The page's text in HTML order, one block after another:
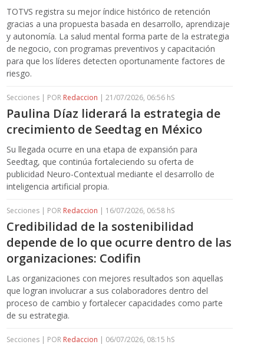
TOTVS registra su mejor índice histórico de retención
gracias a una propuesta basada en desarrollo, aprendizaje
y autonomía. La salud mental forma parte de la estrategia
de negocio, con programas preventivos y capacitación
para que los líderes detecten oportunamente factores de
riesgo.
Secciones | POR Redaccion | 21/07/2026, 06:56 hS
Paulina Díaz liderará la estrategia de
crecimiento de Seedtag en México
Su llegada ocurre en una etapa de expansión para
Seedtag, que continúa fortaleciendo su oferta de
publicidad Neuro-Contextual mediante el desarrollo de
inteligencia artificial propia.
Secciones | POR Redaccion | 16/07/2026, 06:58 hS
Credibilidad de la sostenibilidad
depende de lo que ocurre dentro de las
organizaciones: Codifin
Las organizaciones con mejores resultados son aquellas
que logran involucrar a sus colaboradores dentro del
proceso de cambio y fortalecer capacidades como parte
de su estrategia.
Secciones | POR Redaccion | 06/07/2026, 08:15 hS